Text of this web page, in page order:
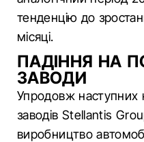
тенденцію до
місяці.
ПАДІННЯ НА
ЗАВОДИ
Упродовж наступних
заводів Stellantis
виробництво